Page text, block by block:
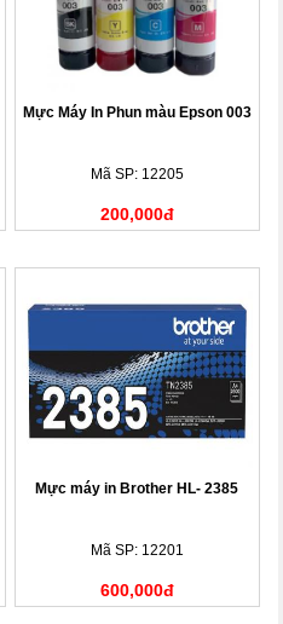
Mực Máy In Phun màu Epson 003
Mã SP: 12205
200,000đ
Mực máy in Brother HL- 2385
Mã SP: 12201
600,000đ